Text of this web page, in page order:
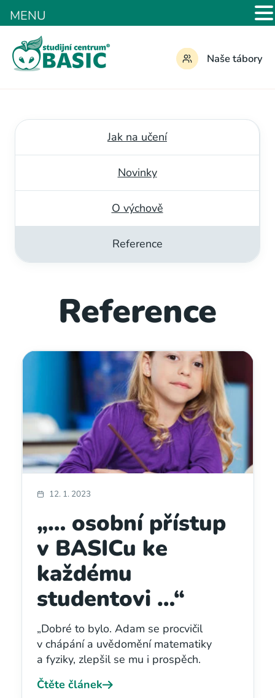
Naše tábory
Jak na učení
Novinky
O výchově
Reference
Reference
12. 1. 2023
„… osobní přístup
v BASICu ke
každému
studentovi …“
„Dobré to bylo. Adam se procvičil
v chápání a uvědomění matematiky
a fyziky, zlepšil se mu i prospěch.
Čtěte článek
MENU